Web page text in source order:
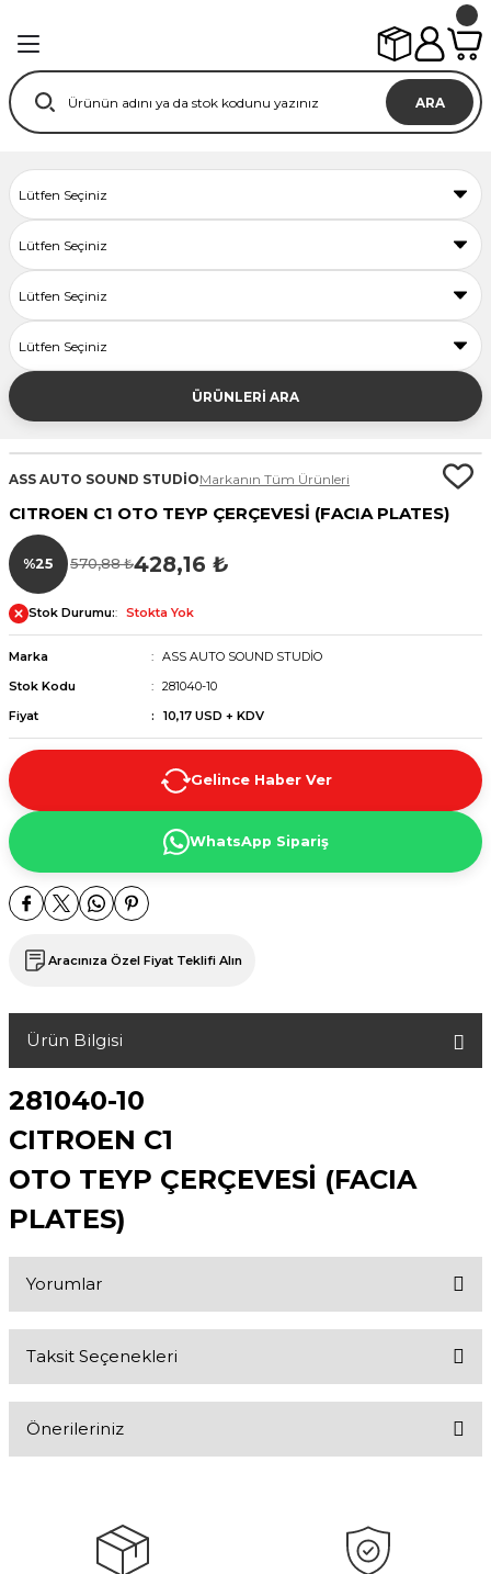
ARA
ÜRÜNLERİ ARA
ASS AUTO SOUND STUDİOMarkanın Tüm Ürünleri
CITROEN C1 OTO TEYP ÇERÇEVESİ (FACIA PLATES)
%25 570,88 ₺428,16 ₺
Stok Durumu: Stokta Yok
Marka
ASS AUTO SOUND STUDİO
Stok Kodu
281040-10
Fiyat
10,17 USD + KDV
Gelince Haber Ver
WhatsApp Sipariş
Aracınıza Özel Fiyat Teklifi Alın
Ürün Bilgisi
281040-10
CITROEN C1
OTO TEYP ÇERÇEVESİ (FACIA
PLATES)
Yorumlar
Taksit Seçenekleri
Önerileriniz
tarafımıza iletebilirsiniz.
Görüş ve önerileriniz için teşekkür ederiz.